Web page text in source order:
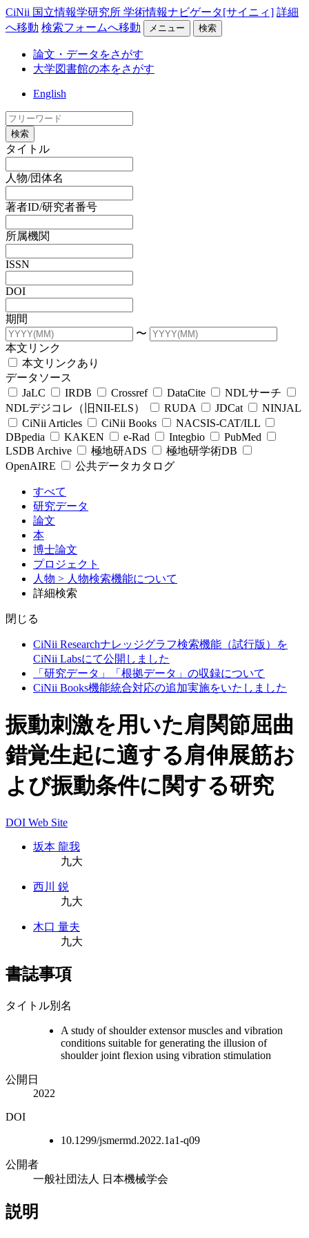
CiNii 国立情報学研究所 学術情報ナビゲータ[サイニィ] 詳細
へ移動 検索フォームへ移動 メニュー 検索
論文・データをさがす
大学図書館の本をさがす
English
検索
タイトル
人物/団体名
著者ID/研究者番号
所属機関
ISSN
DOI
期間
〜
本文リンク
本文リンクあり
データソース
JaLC
IRDB Crossref DataCite
NDLサーチ
NDLデジコレ（旧NII-ELS）
RUDA JDCat
NINJAL
CiNii Articles
CiNii Books
NACSIS-CAT/ILL
DBpedia
KAKEN e-Rad Integbio
PubMed
LSDB Archive
極地研ADS
極地研学術DB
OpenAIRE
公共データカタログ
すべて
研究データ
論文
本
博士論文
プロジェクト
人物 > 人物検索機能について
詳細検索
閉じる
CiNii Researchナレッジグラフ検索機能（試行版）を
CiNii Labsにて公開しました
「研究データ」「根拠データ」の収録について
CiNii Books機能統合対応の追加実施をいたしました
振動刺激を用いた肩関節屈曲
錯覚生起に適する肩伸展筋お
よび振動条件に関する研究
DOI Web Site
坂本 龍我
九大
西川 鋭
九大
木口 量夫
九大
書誌事項
タイトル別名
A study of shoulder extensor muscles and vibration
conditions suitable for generating the illusion of
shoulder joint flexion using vibration stimulation
公開日
2022
DOI
10.1299/jsmermd.2022.1a1-q09
公開者
一般社団法人 日本機械学会
説明